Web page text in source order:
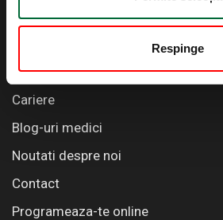
Respinge
office@wellborn.ro
Informatii utile
Testimoniale
Cariere
Blog-uri medici
Noutati despre noi
Contact
Programeaza-te online